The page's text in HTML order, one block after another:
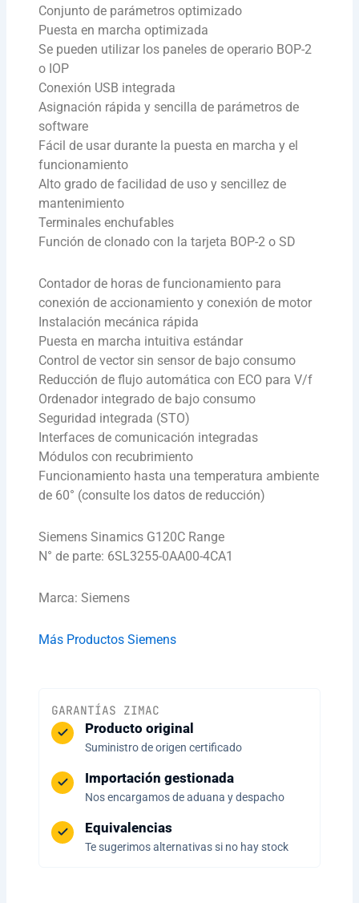
Conjunto de parámetros optimizado
Puesta en marcha optimizada
Se pueden utilizar los paneles de operario BOP-2
o IOP
Conexión USB integrada
Asignación rápida y sencilla de parámetros de
software
Fácil de usar durante la puesta en marcha y el
funcionamiento
Alto grado de facilidad de uso y sencillez de
mantenimiento
Terminales enchufables
Función de clonado con la tarjeta BOP-2 o SD
Contador de horas de funcionamiento para
conexión de accionamiento y conexión de motor
Instalación mecánica rápida
Puesta en marcha intuitiva estándar
Control de vector sin sensor de bajo consumo
Reducción de flujo automática con ECO para V/f
Ordenador integrado de bajo consumo
Seguridad integrada (STO)
Interfaces de comunicación integradas
Módulos con recubrimiento
Funcionamiento hasta una temperatura ambiente
de 60° (consulte los datos de reducción)
Siemens Sinamics G120C Range
N° de parte: 6SL3255-0AA00-4CA1
Marca: Siemens
Más Productos Siemens
GARANTÍAS ZIMAC
Producto original
Suministro de origen certificado
Importación gestionada
Nos encargamos de aduana y despacho
Equivalencias
Te sugerimos alternativas si no hay stock